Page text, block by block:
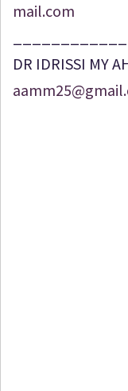
mail.com
DR IDRISSI MY